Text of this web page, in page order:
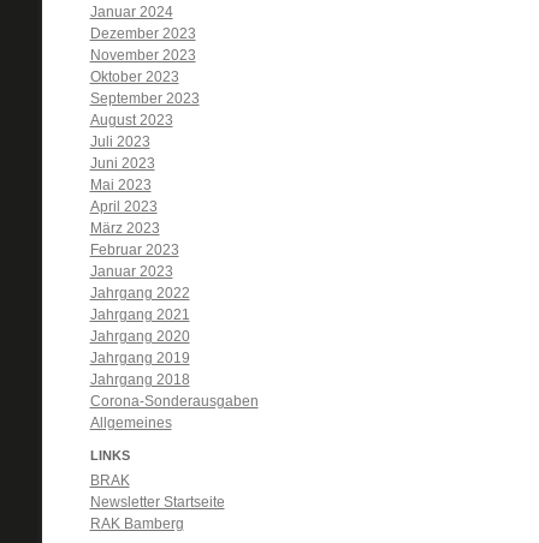
Januar 2024
Dezember 2023
November 2023
Oktober 2023
September 2023
August 2023
Juli 2023
Juni 2023
Mai 2023
April 2023
März 2023
Februar 2023
Januar 2023
Jahrgang 2022
Jahrgang 2021
Jahrgang 2020
Jahrgang 2019
Jahrgang 2018
Corona-Sonderausgaben
Allgemeines
LINKS
BRAK
Newsletter Startseite
RAK Bamberg